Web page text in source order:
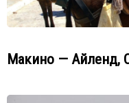
Макино — Айленд,